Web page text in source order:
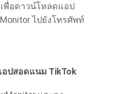
พื่อดาวน์โหลดแอป
ไปยังโทรศัพท์
อปสอดแนม TikTok